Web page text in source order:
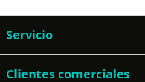
Servicio
Clientes comerciales